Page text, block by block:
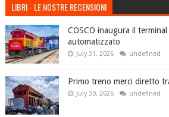
LIBRI - LE NOSTRE RECENSIONI
COSCO inaugura il
automatizzato
July 31, 2026 undefined
Primo treno merci diretto
July 30, 2026 undefined